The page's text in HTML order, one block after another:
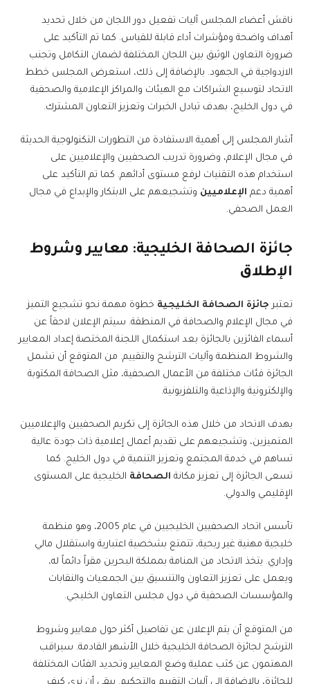
ناقش أعضاء المجلس آليات تفعيل دور اللجان من خلال تحديد
أهداف واضحة ومؤشرات أداء قابلة للقياس. كما تم التأكيد على
ضرورة التعاون الوثيق بين اللجان المختلفة لضمان التكامل وتجنب
الازدواجية في الجهود. بالإضافة إلى ذلك، استعرض المجلس خطط
الاتحاد لتوسيع الشراكات مع الهيئات والمراكز الإعلامية والصحفية
في دول الخليج، بهدف تبادل الخبرات وتعزيز التعاون المشترك.
أشار المجلس إلى أهمية الاستفادة من التطورات التكنولوجية الحديثة
في مجال الإعلام، وضرورة تدريب الصحفيين والإعلاميين على
استخدام هذه التقنيات لرفع مستوى أدائهم. كما تم التأكيد على
أهمية دعم الإعلاميين وتشجيعهم على الابتكار والإبداع في مجال
العمل الصحفي.
جائزة الصحافة الخليجية: معايير وشروط
الإطلاق
تعتبر جائزة الصحافة الخليجية خطوة مهمة نحو تشجيع التميز
في مجال الإعلام والصحافة في المنطقة. سيتم الإعلان لاحقاً عن
أسماء الفائزين بالجائزة بعد استكمال اللجنة المختصة إعداد المعايير
والشروط المنظمة وآليات الترشح والتقييم. من المتوقع أن تشمل
الجائزة فئات مختلفة من الأعمال الصحفية، مثل الصحافة المكتوبة
والإلكترونية والإذاعية والتلفزيونية.
يهدف الاتحاد من خلال هذه الجائزة إلى تكريم الصحفيين والإعلاميين
المتميزين، وتشجيعهم على تقديم أعمال إعلامية ذات جودة عالية
تساهم في خدمة المجتمع وتعزيز التنمية في دول الخليج. كما
تسعى الجائزة إلى تعزيز مكانة الصحافة الخليجية على المستوى
الإقليمي والدولي.
تأسس اتحاد الصحفيين الخليجيين في عام 2005، وهو منظمة
خليجية مهنية غير ربحية، تتمتع بشخصية اعتبارية واستقلال مالي
وإداري. يتخذ الاتحاد من المنامة بمملكة البحرين مقراً دائماً له،
ويعمل على تعزيز التعاون والتنسيق بين الجمعيات والنقابات
والمؤسسات الصحفية في دول مجلس التعاون الخليجي.
من المتوقع أن يتم الإعلان عن تفاصيل أكثر حول معايير وشروط
الترشح لجائزة الصحافة الخليجية خلال الأشهر القادمة. سيراقب
المهتمون عن كثب عملية وضع المعايير وتحديد الفئات المختلفة